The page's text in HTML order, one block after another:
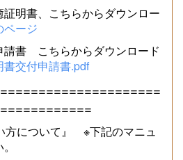
明書、こちらからダウンロー
ページ
書 こちらからダウンロード
書交付申請書.pdf
方について』 ※下記のマニュ